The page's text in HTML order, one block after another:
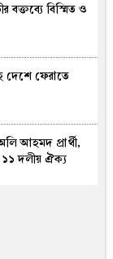
বক্তব্যে বিস্মিত ও
দেশে ফেরাতে
অলি আহমদ প্রার্থী,
১১ দলীয় ঐক্য